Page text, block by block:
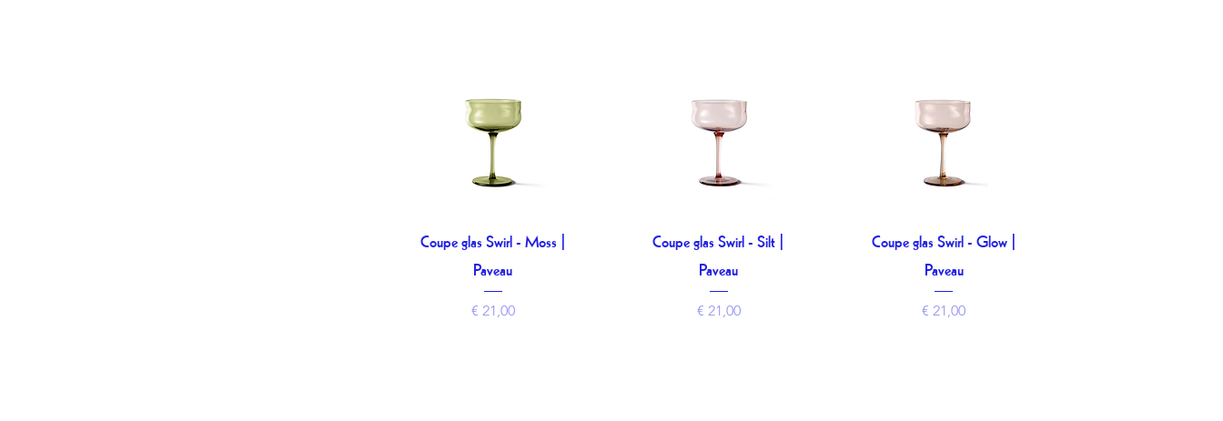
Snel overzicht
Coupe glas Swirl - Moss |
Paveau
Prijs
€ 21,00
Snel overzicht
Coupe glas Swirl - Silt |
Paveau
Prijs
€ 21,00
Snel overzicht
Coupe glas Swirl - Glow |
Paveau
Prijs
€ 21,00